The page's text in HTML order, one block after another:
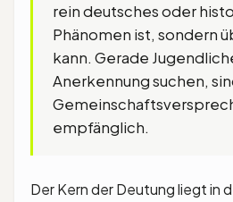
rein deutsches oder
Phänomen ist, sondern
kann. Gerade
Anerkennung suchen,
empfänglich.
Der Kern der Deutung liegt in